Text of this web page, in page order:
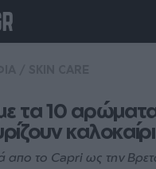
τα 10
καλοκαίρι
απο το Capri ως την